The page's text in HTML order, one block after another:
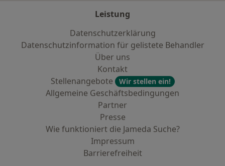
Leistung
Datenschutzerklärung
Datenschutzinformation für gelistete Behandler
Über uns
Kontakt
Stellenangebote
Wir stellen ein!
Allgemeine Geschäftsbedingungen
Partner
Presse
Wie funktioniert die Jameda Suche?
Impressum
Barrierefreiheit